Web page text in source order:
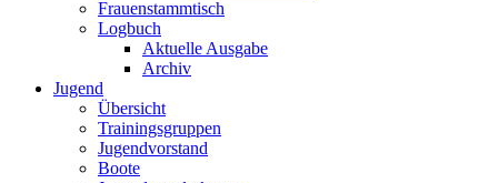
Frauenstammtisch
Logbuch
Aktuelle Ausgabe
Archiv
Jugend
Übersicht
Trainingsgruppen
Jugendvorstand
Boote